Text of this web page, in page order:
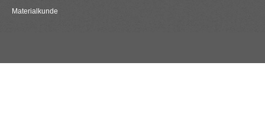
Materialkunde